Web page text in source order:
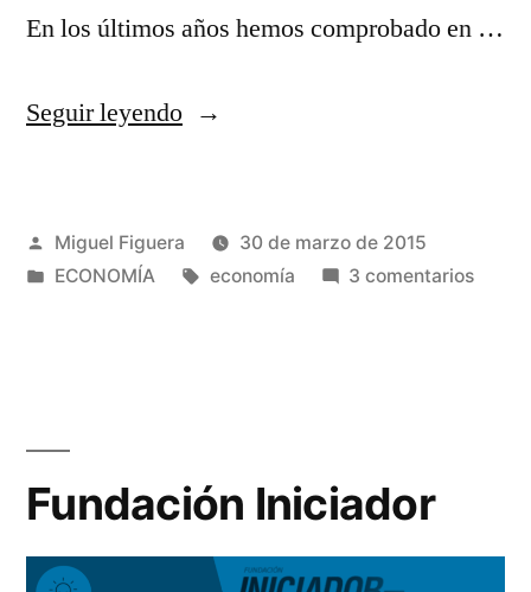
En los últimos años hemos comprobado en …
Seguir leyendo«El
las
expectativas
negocios»
Publicado
por
Miguel Figuera
30 de marzo de 2015
Publicado
ECONOMÍA Etiquetas:
economía 3 comentariosen
Fundación Iniciador